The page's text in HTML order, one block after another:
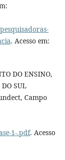
. Acesso em:
DO ENSINO,
SUL
Campo
1-.pdf. Acesso